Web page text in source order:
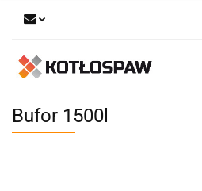
Bufor 1500l